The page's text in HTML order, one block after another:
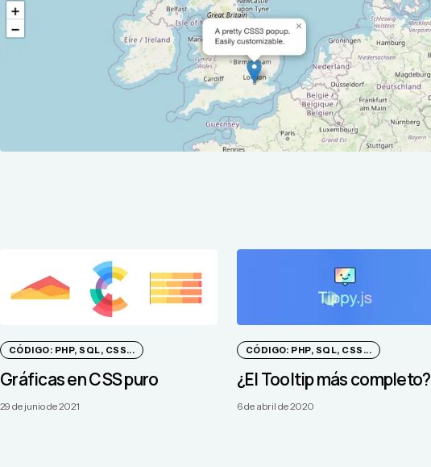
CÓDIGO: PHP, SQL, CSS...
Gráficas en CSS puro
29 de junio de 2021
CÓDIGO: PHP, SQL, CSS...
¿El Tooltip más completo?
6 de abril de 2020